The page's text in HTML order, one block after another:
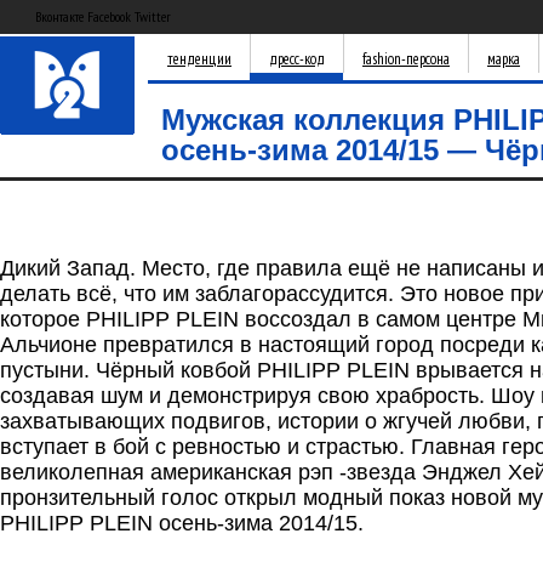
Вконтакте Facebook Twitter
тенденции дресс-код fashion-персона марка
Мужская коллекция
осень-зима 2014/15 —
Дикий Запад. Место, где правила ещё не написаны
делать всё, что им заблагорассудится. Это новое
которое PHILIPP PLEIN воссоздал в самом центре
Альчионе превратился в настоящий город посреди
пустыни. Чёрный ковбой PHILIPP PLEIN врывается
создавая шум и демонстрируя свою храбрость. Шоу
захватывающих подвигов, истории о жгучей любви,
вступает в бой с ревностью и страстью. Главная
великолепная американская рэп -звезда Энджел
пронзительный голос открыл модный показ новой
PHILIPP PLEIN осень-зима 2014/15.